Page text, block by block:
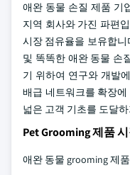
애완 동물 손질 제품 기
지역 회사와 가진 파편
시장 점유율을 보유합
및 똑똑한 애완 동물 손
기 위하여 연구와 개발
배급 네트워크를 확장
넓은 고객 기초를 도달
Pet Grooming 제품
애완 동물 grooming 제